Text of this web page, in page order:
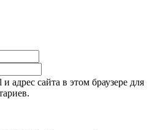
адрес сайта в этом браузере для